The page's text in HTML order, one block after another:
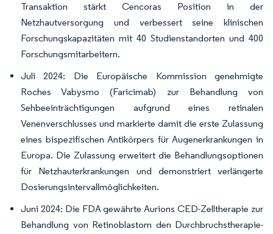
Transaktion stärkt Cencoras Position in der
Netzhautversorgung und verbessert seine klinischen
Forschungskapazitäten mit 40 Studienstandorten und 400
Forschungsmitarbeitern.
Juli 2024: Die Europäische Kommission genehmigte
Roches Vabysmo (Faricimab) zur Behandlung von
Sehbeeinträchtigungen aufgrund eines retinalen
Venenverschlusses und markierte damit die erste Zulassung
eines bispezifischen Antikörpers für Augenerkrankungen in
Europa. Die Zulassung erweitert die Behandlungsoptionen
für Netzhauterkrankungen und demonstriert verlängerte
Dosierungsintervallmöglichkeiten.
Juni 2024: Die FDA gewährte Aurions CED-Zelltherapie zur
Behandlung von Retinoblastom den Durchbruchstherapie-